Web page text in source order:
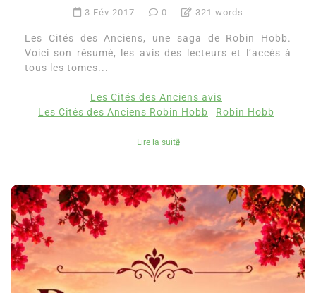
3 Fév 2017 0 321 words
Les Cités des Anciens, une saga de Robin Hobb.
Voici son résumé, les avis des lecteurs et l’accès à
tous les tomes...
Les Cités des Anciens avis
Les Cités des Anciens Robin Hobb
Robin Hobb
Lire la suite